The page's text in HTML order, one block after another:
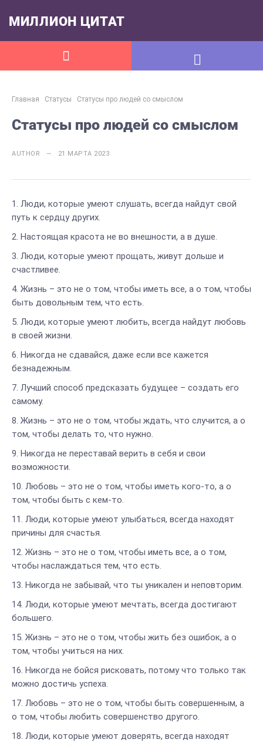
МИЛЛИОН ЦИТАТ
Главная Статусы Статусы про людей со смыслом
Статусы про людей со смыслом
AUTHOR — 21 МАРТА 2023
Люди, которые умеют слушать, всегда найдут свой
путь к сердцу других.
Настоящая красота не во внешности, а в душе.
Люди, которые умеют прощать, живут дольше и
счастливее.
Жизнь – это не о том, чтобы иметь все, а о том, чтобы
быть довольным тем, что есть.
Люди, которые умеют любить, всегда найдут любовь
в своей жизни.
Никогда не сдавайся, даже если все кажется
безнадежным.
Лучший способ предсказать будущее – создать его
самому.
Жизнь – это не о том, чтобы ждать, что случится, а о
том, чтобы делать то, что нужно.
Никогда не переставай верить в себя и свои
возможности.
Любовь – это не о том, чтобы иметь кого-то, а о
том, чтобы быть с кем-то.
Люди, которые умеют улыбаться, всегда находят
причины для счастья.
Жизнь – это не о том, чтобы иметь все, а о том,
чтобы наслаждаться тем, что есть.
Никогда не забывай, что ты уникален и неповторим.
Люди, которые умеют мечтать, всегда достигают
большего.
Жизнь – это не о том, чтобы жить без ошибок, а о
том, чтобы учиться на них.
Никогда не бойся рисковать, потому что только так
можно достичь успеха.
Любовь – это не о том, чтобы быть совершенным, а
о том, чтобы любить совершенство другого.
Люди, которые умеют доверять, всегда находят